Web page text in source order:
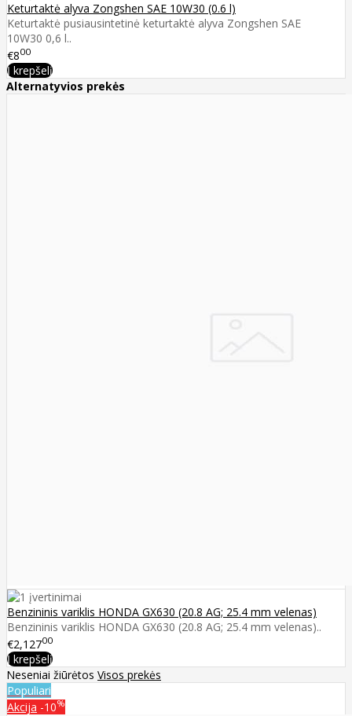
Keturtaktė alyva Zongshen SAE 10W30 (0.6 l)
Keturtaktė pusiausintetinė keturtaktė alyva Zongshen SAE
10W30 0,6 l..
€800
Į krepšelį
Alternatyvios prekės
Benzininis variklis HONDA GX630 (20.8 AG; 25.4 mm velenas)
Benzininis variklis HONDA GX630 (20.8 AG; 25.4 mm velenas)..
€2,12700
Į krepšelį
Neseniai žiūrėtos Visos prekės
Populiari
Akcija -10%